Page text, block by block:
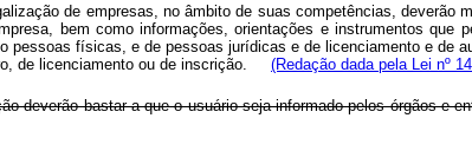
de empresas, no âmbito de suas competências, deverão
bem como informações, orientações e instrumentos
físicas, e de pessoas jurídicas e de licenciamento e de
de licenciamento ou de inscrição. (Redação dada pela Lei nº
deverão bastar a que o usuário seja informado pelos órgãos e